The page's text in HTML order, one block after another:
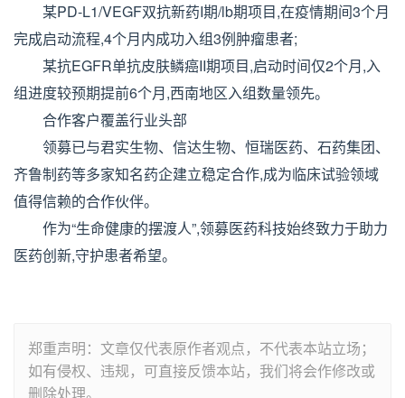
某PD-L1/VEGF双抗新药I期/lb期项目,在疫情期间3个月
完成启动流程,4个月内成功入组3例肿瘤患者;
某抗EGFR单抗皮肤鳞癌II期项目,启动时间仅2个月,入
组进度较预期提前6个月,西南地区入组数量领先。
合作客户覆盖行业头部
领募已与君实生物、信达生物、恒瑞医药、石药集团、
齐鲁制药等多家知名药企建立稳定合作,成为临床试验领域
值得信赖的合作伙伴。
作为“生命健康的摆渡人”,领募医药科技始终致力于助力
医药创新,守护患者希望。
郑重声明：文章仅代表原作者观点，不代表本站立场；
如有侵权、违规，可直接反馈本站，我们将会作修改或
删除处理。